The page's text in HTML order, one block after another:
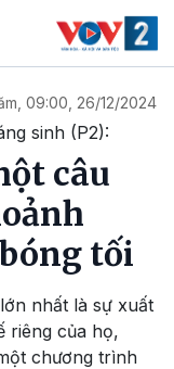
09:00, 26/12/2024
sinh (P2):
câu
tối
nhất là sự xuất
riêng của họ,
chương trình